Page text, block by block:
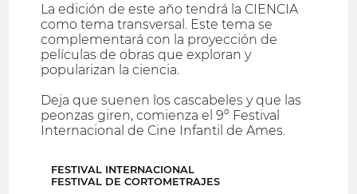
La edición de este año tendrá la CIENCIA
como tema transversal. Este tema se
complementará con la proyección de
películas de obras que exploran y
popularizan la ciencia.
Deja que suenen los cascabeles y que las
peonzas giren, comienza el 9º Festival
Internacional de Cine Infantil de Ames.
FESTIVAL INTERNACIONAL
FESTIVAL DE CORTOMETRAJES